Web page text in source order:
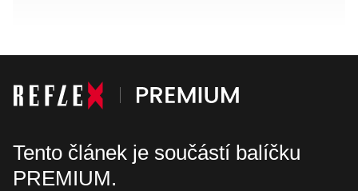
Tento článek je součástí balíčku
PREMIUM.